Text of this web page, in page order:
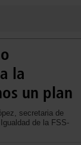
la
un plan
secretaria de
de la FSS-